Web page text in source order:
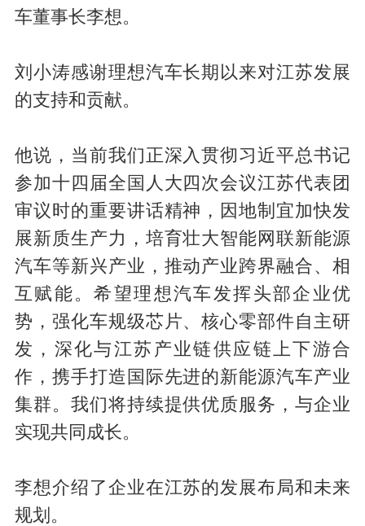
车董事长李想。
刘小涛感谢理想汽车长期以来对江苏发展
的支持和贡献。
他说，当前我们正深入贯彻习近平总书记
参加十四届全国人大四次会议江苏代表团
审议时的重要讲话精神，因地制宜加快发
展新质生产力，培育壮大智能网联新能源
汽车等新兴产业，推动产业跨界融合、相
互赋能。希望理想汽车发挥头部企业优
势，强化车规级芯片、核心零部件自主研
发，深化与江苏产业链供应链上下游合
作，携手打造国际先进的新能源汽车产业
集群。我们将持续提供优质服务，与企业
实现共同成长。
李想介绍了企业在江苏的发展布局和未来
规划。